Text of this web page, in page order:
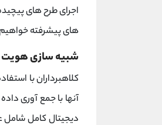
اجرای طرح‌ های
های پیشرفته
شبیه سازی هویت
کلاهبرداران با
آنها با جمع ‌آوری
دیجیتال کامل